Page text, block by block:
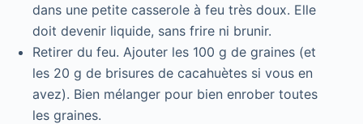
dans une petite casserole à feu très doux. Elle
doit devenir liquide, sans frire ni brunir.
Retirer du feu. Ajouter les 100 g de graines (et
les 20 g de brisures de cacahuètes si vous en
avez). Bien mélanger pour bien enrober toutes
les graines.